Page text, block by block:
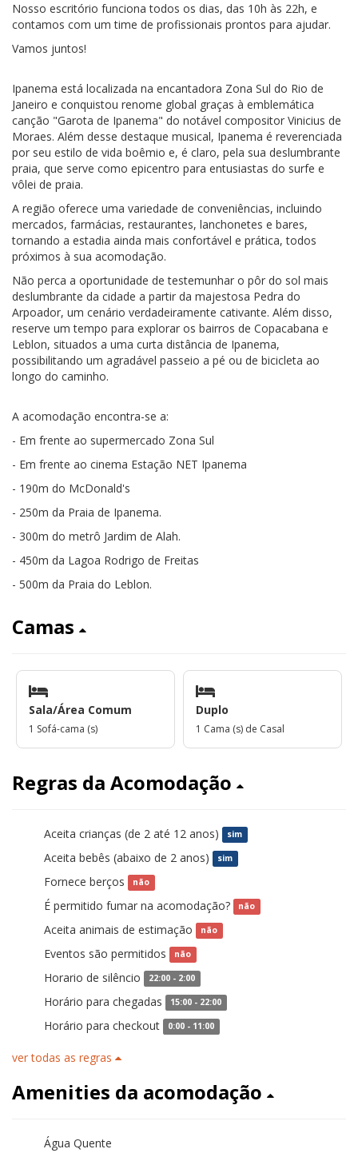
Nosso escritório funciona todos os dias, das 10h às 22h, e
contamos com um time de profissionais prontos para ajudar.
Vamos juntos!
Ipanema está localizada na encantadora Zona Sul do Rio de
Janeiro e conquistou renome global graças à emblemática
canção "Garota de Ipanema" do notável compositor Vinicius de
Moraes. Além desse destaque musical, Ipanema é reverenciada
por seu estilo de vida boêmio e, é claro, pela sua deslumbrante
praia, que serve como epicentro para entusiastas do surfe e
vôlei de praia.
A região oferece uma variedade de conveniências, incluindo
mercados, farmácias, restaurantes, lanchonetes e bares,
tornando a estadia ainda mais confortável e prática, todos
próximos à sua acomodação.
Não perca a oportunidade de testemunhar o pôr do sol mais
deslumbrante da cidade a partir da majestosa Pedra do
Arpoador, um cenário verdadeiramente cativante. Além disso,
reserve um tempo para explorar os bairros de Copacabana e
Leblon, situados a uma curta distância de Ipanema,
possibilitando um agradável passeio a pé ou de bicicleta ao
longo do caminho.
A acomodação encontra-se a:
- Em frente ao supermercado Zona Sul
- Em frente ao cinema Estação NET Ipanema
- 190m do McDonald's
- 250m da Praia de Ipanema.
- 300m do metrô Jardim de Alah.
- 450m da Lagoa Rodrigo de Freitas
- 500m da Praia do Leblon.
Camas
Sala/Área Comum
1 Sofá-cama (s)
Duplo
1 Cama (s) de Casal
Regras da Acomodação
Aceita crianças (de 2 até 12 anos) sim
Aceita bebês (abaixo de 2 anos) sim
Fornece berços não
É permitido fumar na acomodação? não
Aceita animais de estimação não
Eventos são permitidos não
Horario de silêncio 22:00 - 2:00
Horário para chegadas 15:00 - 22:00
Horário para checkout 0:00 - 11:00
ver todas as regras
Amenities da acomodação
Água Quente